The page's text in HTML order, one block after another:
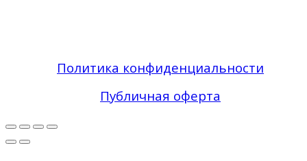
Политика конфиденциальности
Публичная оферта